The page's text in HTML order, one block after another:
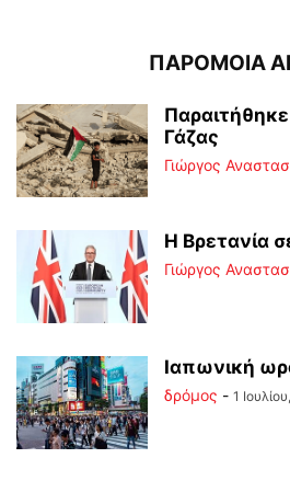
ΠΑΡΟΜΟΙΑ
Γάζας
Γιώργος
Η Βρετανία
Γιώργος
Ιαπωνική
δρόμος - 1